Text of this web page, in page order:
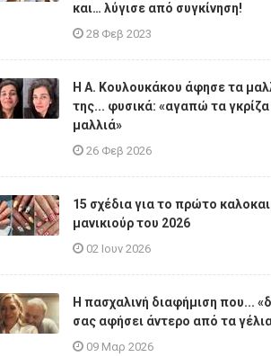
και… λύγισε από συγκίνηση!
28 Φεβ 2023
Η A. Κουλουκάκου άφησε τα
της... φυσικά: «αγαπώ τα
μαλλιά»
26 Φεβ 2026
15 σχέδια για το πρώτο
μανικιούρ του 2026
02 Ιουν 2026
Η πασχαλινή διαφήμιση που...
σας αφήσει άντερο από τα
09 Μαρ 2026